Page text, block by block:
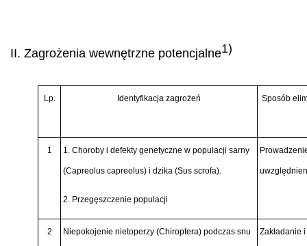
II. Zagrożenia wewnętrzne potencjalne1)
Lp. Identyfikacja zagrożeń Sposób
1 1. Choroby i defekty genetyczne w populacji sarny
(Capreolus capreolus)i dzika (Sus scrofa).
2. Przegęszczenie populacji
2 Niepokojenie nietoperzy (Chiroptera)podczas snu Zakładanie